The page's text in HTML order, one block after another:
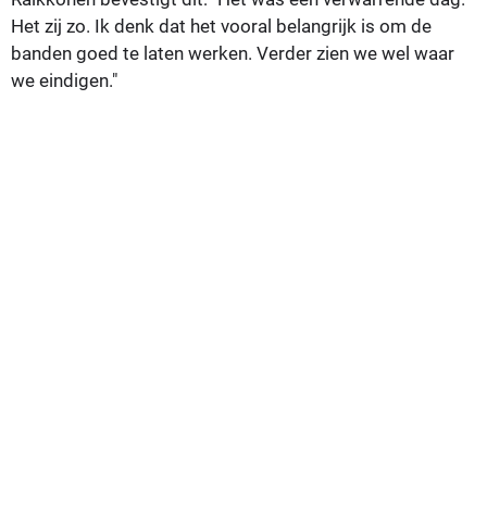
Het zij zo. Ik denk dat het vooral belangrijk is om de
banden goed te laten werken. Verder zien we wel waar
we eindigen."